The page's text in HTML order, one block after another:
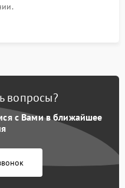
вопросы?
с Вами в ближайшее